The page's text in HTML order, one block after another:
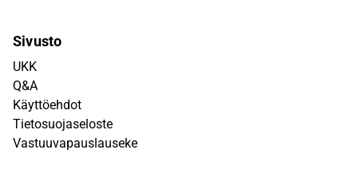
Sivusto
UKK
Q&A
Käyttöehdot
Tietosuojaseloste
Vastuuvapauslauseke